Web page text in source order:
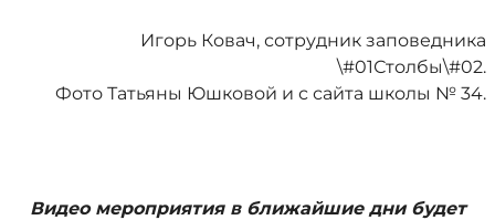
Игорь Ковач, сотрудник заповедника
\#01Столбы\#02.
Фото Татьяны Юшковой и с сайта школы № 34.
Видео мероприятия в ближайшие дни будет